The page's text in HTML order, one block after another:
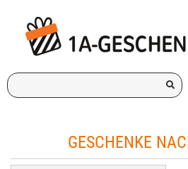
Hauptinhalt
springen
Ich
suche
GESCHENKE